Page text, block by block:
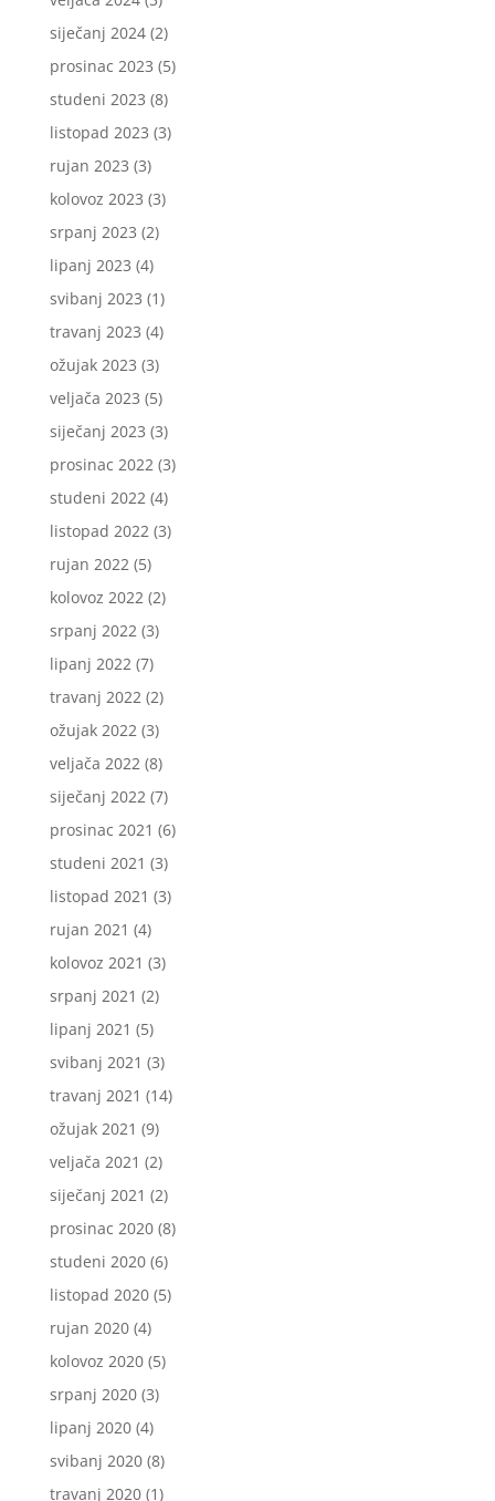
siječanj 2024(2)
prosinac 2023 (5)
studeni 2023 (8)
listopad 2023 (3)
rujan 2023 (3)
kolovoz 2023 (3)
srpanj 2023 (2)
lipanj 2023 (4)
svibanj 2023 (1)
travanj 2023 (4)
ožujak 2023 (3)
veljača 2023 (5)
siječanj 2023 (3)
prosinac 2022(3)
studeni 2022(4)
listopad 2022(3)
rujan 2022(5)
kolovoz 2022(2)
srpanj 2022(3)
lipanj 2022(7)
travanj 2022(2)
ožujak 2022(3)
veljača 2022(8)
siječanj 2022(7)
prosinac 2021 (6)
studeni 2021 (3)
listopad 2021 (3)
rujan 2021 (4)
kolovoz 2021 (3)
srpanj 2021 (2)
lipanj 2021 (5)
svibanj 2021 (3)
travanj 2021 (14)
ožujak 2021 (9)
veljača 2021 (2)
siječanj 2021 (2)
prosinac 2020(8)
studeni 2020(6)
listopad 2020(5)
rujan 2020(4)
kolovoz 2020(5)
srpanj 2020(3)
lipanj 2020(4)
svibanj 2020(8)
travanj 2020(1)